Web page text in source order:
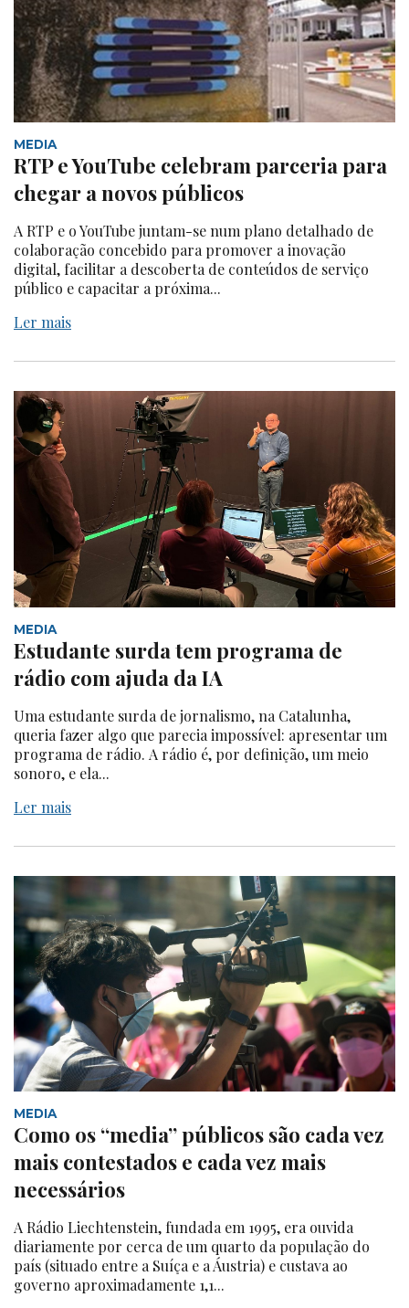
MEDIA
RTP e YouTube celebram parceria para
chegar a novos públicos
A RTP e o YouTube juntam-se num plano detalhado de
colaboração concebido para promover a inovação
digital, facilitar a descoberta de conteúdos de serviço
público e capacitar a próxima...
Ler mais
MEDIA
Estudante surda tem programa de
rádio com ajuda da IA
Uma estudante surda de jornalismo, na Catalunha,
queria fazer algo que parecia impossível: apresentar um
programa de rádio. A rádio é, por definição, um meio
sonoro, e ela...
Ler mais
MEDIA
Como os “media” públicos são cada vez
mais contestados e cada vez mais
necessários
A Rádio Liechtenstein, fundada em 1995, era ouvida
diariamente por cerca de um quarto da população do
país (situado entre a Suíça e a Áustria) e custava ao
governo aproximadamente 1,1...